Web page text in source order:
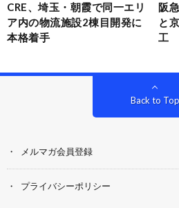
CRE、埼玉・朝霞で同一エリ
ア内の物流施設2棟目開発に
本格着手
阪
と
工
Back to Top
メルマガ会員登録
プライバシーポリシー